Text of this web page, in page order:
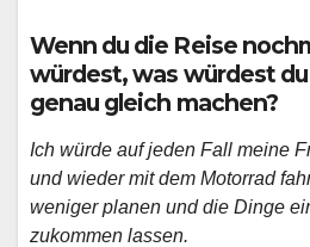
Wenn du die Reise
würdest, was würdest
genau gleich machen?
Ich würde auf jeden Fall meine
und wieder mit dem Motorrad
weniger planen und die Dinge
zukommen lassen.